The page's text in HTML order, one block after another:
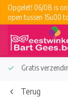
Opgelet! 06/08 is
open tussen 15u00
Gratis
Terug